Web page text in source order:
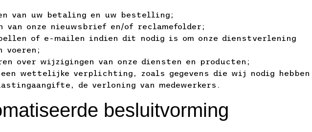
van uw betaling en uw bestelling;
van onze nieuwsbrief en/of reclamefolder;
of e-mailen indien dit nodig is om onze dienstverlening
voeren;
over wijzigingen van onze diensten en producten;
een wettelijke verplichting, zoals gegevens die wij nodig hebben
de verloning van medewerkers.
besluitvorming